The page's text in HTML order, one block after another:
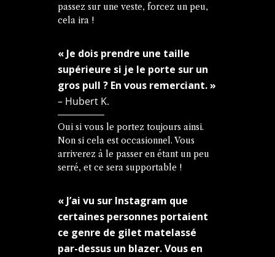
passez sur une veste, forcez un peu,
cela ira !
« Je dois prendre une taille
supérieure si je le porte sur un
gros pull ? En vous remerciant. »
– Hubert K.
Oui si vous le portez toujours ainsi.
Non si cela est occasionnel. Vous
arriverez à le passer en étant un peu
serré, et ce sera supportable !
« J’ai vu sur Instagram que
certaines personnes portaient
ce genre de gilet matelassé
par-dessus un blazer. Vous en